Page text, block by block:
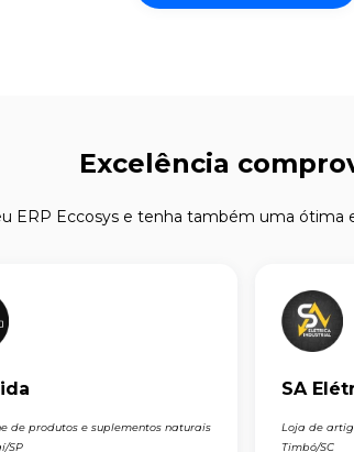
Excelência
ERP Eccosys e tenha também uma ótima
de produtos e suplementos naturais
SP
SA
Loja de
Timbó/SC